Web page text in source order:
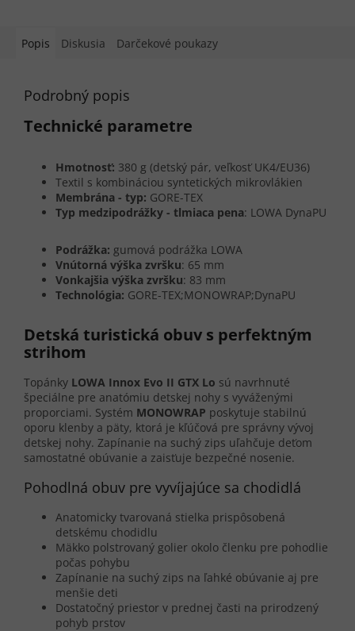
Popis Diskusia Darčekové poukazy
Podrobný popis
Technické parametre
Hmotnosť: 380 g (detský pár, veľkosť UK4/EU36)
Textil s kombináciou syntetických mikrovlákien
Membrána - typ: GORE-TEX
Typ medzipodrážky - tlmiaca pena: LOWA DynaPU
Podrážka: gumová podrážka LOWA
Vnútorná výška zvršku: 65 mm
Vonkajšia výška zvršku: 83 mm
Technológia: GORE-TEX;MONOWRAP;DynaPU
Detská turistická obuv s perfektným
strihom
Topánky LOWA Innox Evo II GTX Lo sú navrhnuté
špeciálne pre anatómiu detskej nohy s vyváženými
proporciami. Systém MONOWRAP poskytuje stabilnú
oporu klenby a päty, ktorá je kľúčová pre správny vývoj
detskej nohy. Zapínanie na suchý zips uľahčuje deťom
samostatné obúvanie a zaisťuje bezpečné nosenie.
Pohodlná obuv pre vyvíjajúce sa chodidlá
Anatomicky tvarovaná stielka prispôsobená
detskému chodidlu
Mäkko polstrovaný golier okolo členku pre pohodlie
počas pohybu
Zapínanie na suchý zips na ľahké obúvanie aj pre
menšie deti
Dostatočný priestor v prednej časti na prirodzený
pohyb prstov